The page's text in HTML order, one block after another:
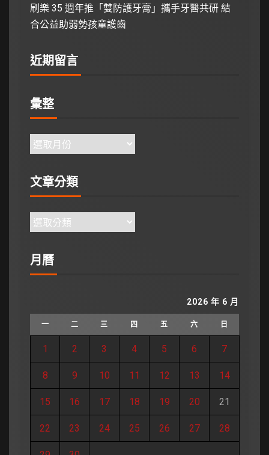
刷樂 35 週年推「雙防護牙膏」攜手牙醫共研 結
合公益助弱勢孩童護齒
近期留言
彙整
文章分類
月曆
2026 年 6 月
一 二 三 四 五 六 日
1 2 3 4 5 6 7
8 9 10 11 12 13 14
15 16 17 18 19 20 21
22 23 24 25 26 27 28